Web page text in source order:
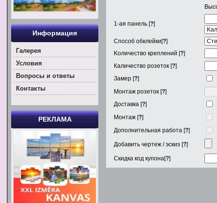
1-ая панель [?]
Способ обклейки[?]
Kоличество креплений [?]
Каличество розеток [?]
Замер [?]
Монтаж розеток [?]
Доставка [?]
Монтаж [?]
Дополнительная работа [?]
Добавить чертеж / эскиз [?]
Скидка код купона[?]
Информация
Галерея
Условия
Вoпросы и ответы
Контакты
РЕКЛАМА